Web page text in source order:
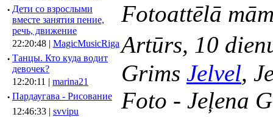
· Дети со взрослыми
вместе занятия пение,
речь, движение
22:20:48 | MagicMusicRiga
· Танцы. Кто куда водит
девочек?
12:20:11 | marina21
· Пардаугава - Рисование
12:46:33 | svvipu
Fotoattēlā
Artūrs, 10
Grims Jelvel,
Foto - Jeļena